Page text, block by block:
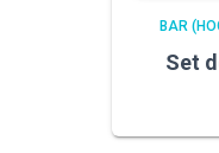
BAR
Set